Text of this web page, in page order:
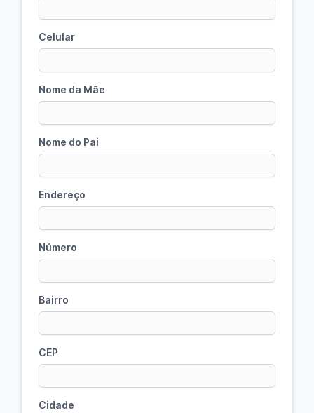
Celular
Nome da Mãe
Nome do Pai
Endereço
Número
Bairro
CEP
Cidade